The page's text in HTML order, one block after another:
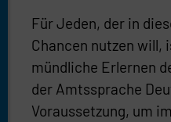
Für Jeden, der in
Chancen nutzen
mündliche Erlernen
der Amtssprache
Voraussetzung, um